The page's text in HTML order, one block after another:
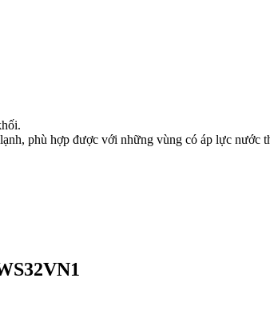
phù hợp được với những vùng có áp lực nước